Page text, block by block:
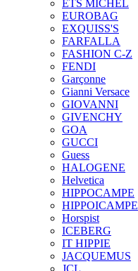
ETS MICHEL
EUROBAG
EXQUISS'S
FARFALLA
FASHION C-Z
FENDI
Garçonne
Gianni Versace
GIOVANNI
GIVENCHY
GOA
GUCCI
Guess
HALOGENE
Helvetica
HIPPOCAMPE
HIPPOICAMPE
Horspist
ICEBERG
IT HIPPIE
JACQUEMUS
JCL